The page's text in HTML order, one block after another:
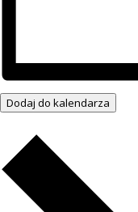
Dodaj do kalendarza